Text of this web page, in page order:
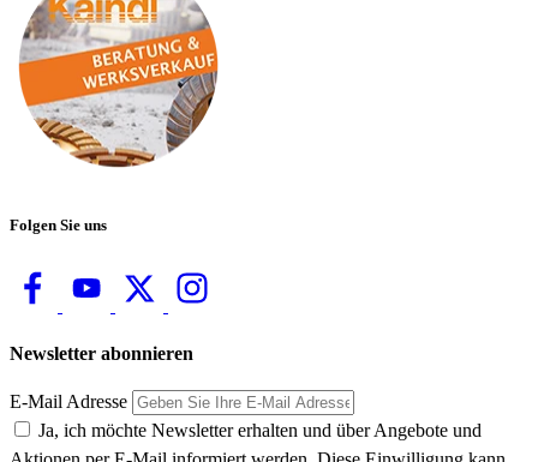
Folgen Sie uns
Newsletter abonnieren
E-Mail Adresse
Ja, ich möchte Newsletter erhalten und über Angebote und